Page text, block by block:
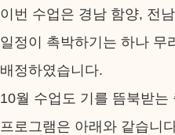
이번 수업은 경남 함양, 전
일정이 촉박하기는 하나 무
배정하였습니다.
10월 수업도 기를 뜸북받
프로그램은 아래와 같습니